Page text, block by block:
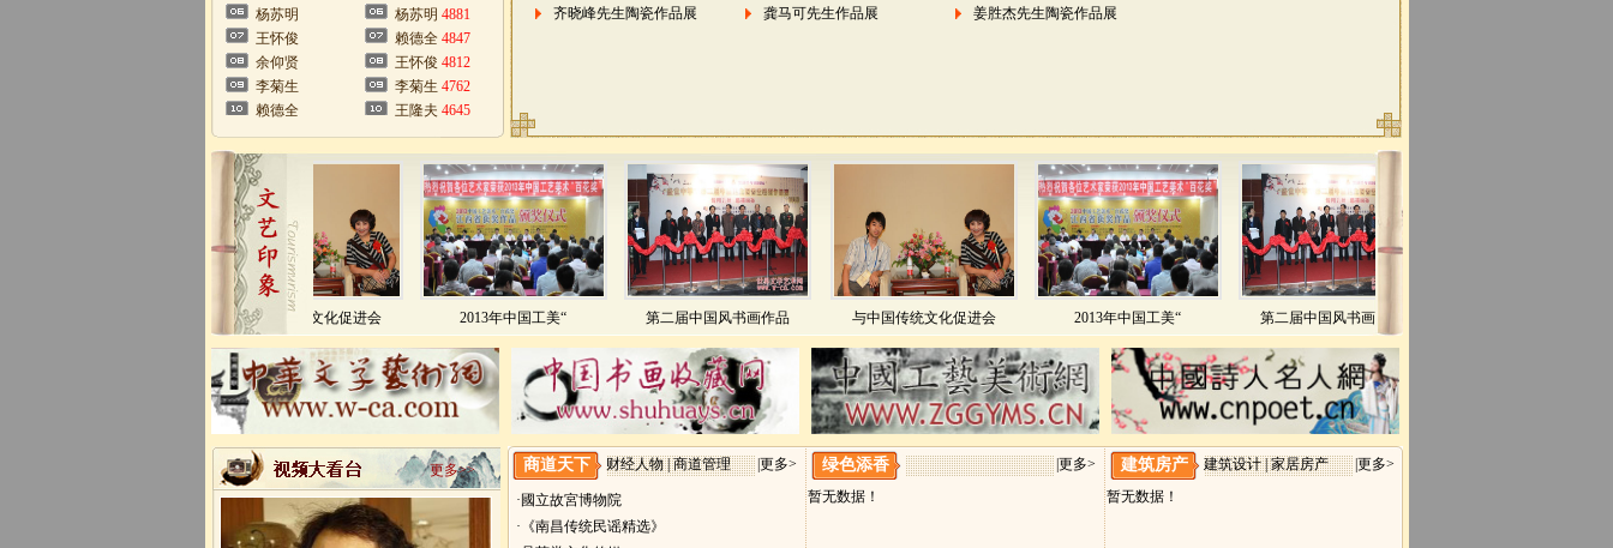
杨苏明
王怀俊
余仰贤
李菊生
赖德全
杨苏明 4881
赖德全 4847
王怀俊 4812
李菊生 4762
王隆夫 4645
齐晓峰先生陶瓷作品展
龚马可先生作品展 姜胜杰先生陶瓷作品展
与中国传统文化促进会 2013年中国工美“ 第二届中国风书画作品 与中国传统文化促进会 2013年中国工美“ 第二届中国风书画作品
更多>> 商道天下 财经人物 | 商道管理 更多>
·國立故宮博物院
·《南昌传统民谣精选》
绿色添香
更多>
暂无数据！
建筑房产 建筑设计 | 家居房产
更多>
暂无数据！